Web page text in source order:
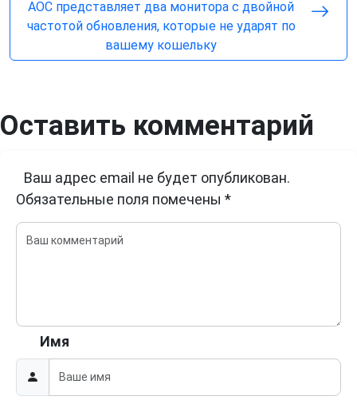
AOC представляет два монитора с двойной
частотой обновления, которые не ударят по
вашему кошельку
Оставить комментарий
Ваш адрес email не будет опубликован.
Обязательные поля помечены *
Имя